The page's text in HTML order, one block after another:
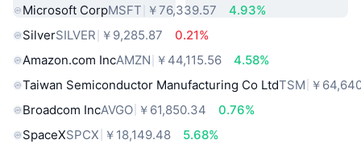
Microsoft CorpMSFT ￥76,339.57
4.93%
SilverSILVER ￥9,285.87
0.21%
Amazon.com IncAMZN ￥44,115.56
4.58%
Taiwan Semiconductor Manufacturing Co LtdTSM ￥
Broadcom IncAVGO ￥61,850.34
0.76%
SpaceXSPCX ￥18,149.48
5.68%